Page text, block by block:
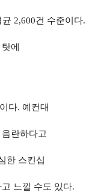
2,600건 수준이다.
에
다. 예컨대
란하다고
한 스킨십
느낄 수도 있다.